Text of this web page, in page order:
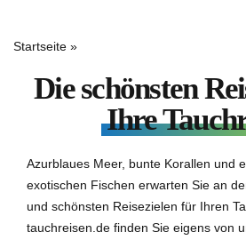
Startseite »
Die schönsten
Ihre
Azurblaues Meer, bunte Korallen und
exotischen Fischen erwarten Sie an
und schönsten Reisezielen für Ihren
tauchreisen.de finden Sie eigens von